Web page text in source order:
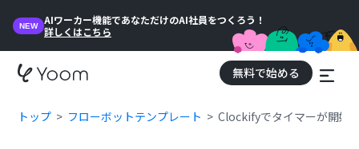
NEW
AIワーカー機能であなただけのAI社員をつくろう！
詳しくはこちら
無料で始める
トップ フローボットテンプレート Clockifyでタイマーが開始